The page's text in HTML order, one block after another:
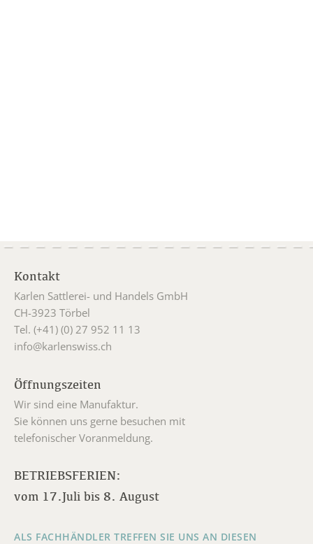
Kontakt
Karlen Sattlerei- und Handels GmbH
CH-3923 Törbel
Tel. (+41) (0) 27 952 11 13
info@karlenswiss.ch
Öffnungszeiten
Wir sind eine Manufaktur.
Sie können uns gerne besuchen mit
telefonischer Voranmeldung.
BETRIEBSFERIEN:
vom 17.Juli bis 8. August
ALS FACHHÄNDLER TREFFEN SIE UNS AN DIESEN